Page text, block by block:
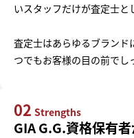
いスタッフだけが査定士と
査定士はあらゆるブランド
つでもお客様の目の前でし
02 Strengths
GIA G.G.資格保有